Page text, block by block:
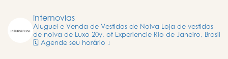
internovias
Aluguel e Venda de Vestidos de Noiva Loja de vestidos
de noiva de Luxo 20y. of Experiencie Rio de Janeiro, Brasil
🗓️ Agende seu horário ↓